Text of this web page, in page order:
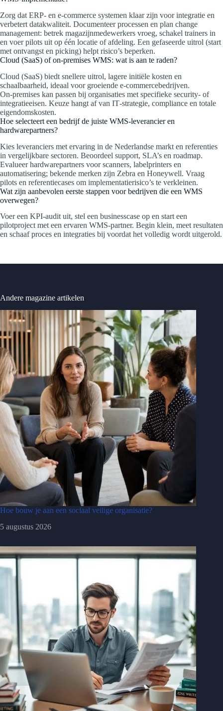
Zorg dat ERP‑ en e‑commerce systemen klaar zijn voor integratie en
verbetert datakwaliteit. Documenteer processen en plan change
management: betrek magazijnmedewerkers vroeg, schakel trainers in
en voer pilots uit op één locatie of afdeling. Een gefaseerde uitrol (start
met ontvangst en picking) helpt risico’s beperken.
Cloud (SaaS) of on‑premises WMS: wat is aan te raden?
Cloud (SaaS) biedt snellere uitrol, lagere initiële kosten en
schaalbaarheid, ideaal voor groeiende e‑commercebedrijven.
On‑premises kan passen bij organisaties met specifieke security‑ of
integratieeisen. Keuze hangt af van IT‑strategie, compliance en totale
eigendomskosten.
Hoe selecteert een bedrijf de juiste WMS‑leverancier en
hardwarepartners?
Kies leveranciers met ervaring in de Nederlandse markt en referenties
in vergelijkbare sectoren. Beoordeel support, SLA’s en roadmap.
Evalueer hardwarepartners voor scanners, labelprinters en
automatisering; bekende merken zijn Zebra en Honeywell. Vraag
pilots en referentiecases om implementatierisico’s te verkleinen.
Wat zijn aanbevolen eerste stappen voor bedrijven die een WMS
overwegen?
Voer een KPI‑audit uit, stel een businesscase op en start een
pilotproject met een ervaren WMS‑partner. Begin klein, meet resultaten
en schaaf proces en integraties bij voordat het volledig wordt uitgerold.
Andere magazine artikelen
Hoe bouw je aan een sociaal veilige organisatie?
5 augustus 2026